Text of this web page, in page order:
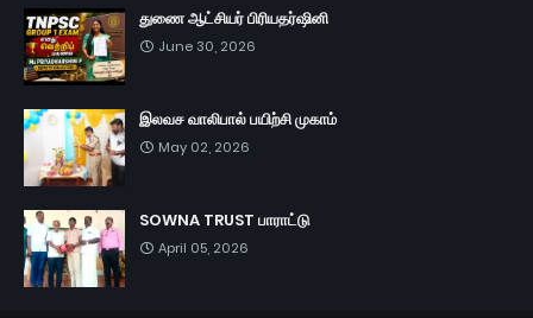
துணை ஆட்சியர் பிரியதர்ஷினி
June 30, 2026
இலவச வாலிபால் பயிற்சி முகாம்
May 02, 2026
SOWNA TRUST பாராட்டு
April 05, 2026